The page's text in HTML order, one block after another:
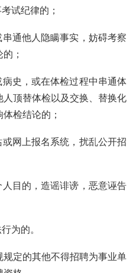
试纪律的；
通他人隐瞒事实，妨碍考察
；
史，或在体检过程中串通体
顶替体检以及交换、替换化
检结论的；
网上报名系统，扰乱公开招
目的，造谣诽谤，恶意诬告
为的。
规定的其他不得招聘为事业单